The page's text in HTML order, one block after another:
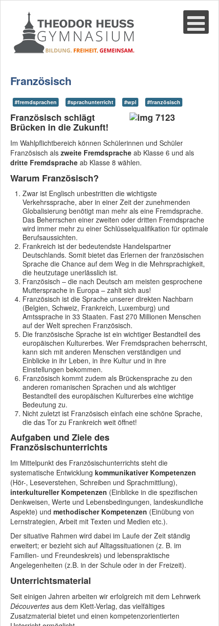
Französisch
#fremdsprachen #sprachunterricht #wpl #französisch
Französisch schlägt
Brücken in die Zukunft!
Im Wahlpflichtbereich können Schülerinnen und Schüler
Französisch als zweite Fremdsprache ab Klasse 6 und als
dritte Fremdsprache ab Klasse 8 wählen.
Warum Französisch?
Zwar ist Englisch unbestritten die wichtigste
Verkehrssprache, aber in einer Zeit der zunehmenden
Globalisierung benötigt man mehr als eine Fremdsprache.
Das Beherrschen einer zweiten oder dritten Fremdsprache
wird immer mehr zu einer Schlüsselqualifikation für optimale
Berufsaussichten.
Frankreich ist der bedeutendste Handelspartner
Deutschlands. Somit bietet das Erlernen der französischen
Sprache die Chance auf dem Weg in die Mehrsprachigkeit,
die heutzutage unerlässlich ist.
Französisch – die nach Deutsch am meisten gesprochene
Muttersprache in Europa – zahlt sich aus!
Französisch ist die Sprache unserer direkten Nachbarn
(Belgien, Schweiz, Frankreich, Luxemburg) und
Amtssprache in 33 Staaten. Fast 270 Millionen Menschen
auf der Welt sprechen Französisch.
Die französische Sprache ist ein wichtiger Bestandteil des
europäischen Kulturerbes. Wer Fremdsprachen beherrscht,
kann sich mit anderen Menschen verständigen und
Einblicke in ihr Leben, in ihre Kultur und in ihre
Einstellungen bekommen.
Französisch kommt zudem als Brückensprache zu den
anderen romanischen Sprachen und als wichtiger
Bestandteil des europäischen Kulturerbes eine wichtige
Bedeutung zu.
Nicht zuletzt ist Französisch einfach eine schöne Sprache,
die das Tor zu Frankreich weit öffnet!
Aufgaben und Ziele des
Französischunterrichts
Im Mittelpunkt des Französischunterrichts steht die
systematische Entwicklung kommunikativer Kompetenzen
(Hör-, Leseverstehen, Schreiben und Sprachmittlung),
interkultureller Kompetenzen (Einblicke in die spezifischen
Denkweisen, Werte und Lebensbedingungen, landeskundliche
Aspekte) und methodischer Kompetenzen (Einübung von
Lernstrategien, Arbeit mit Texten und Medien etc.).
Der situative Rahmen wird dabei im Laufe der Zeit ständig
erweitert; er bezieht sich auf Alltagssituationen (z. B. im
Familien- und Freundeskreis) und lebenspraktische
Angelegenheiten (z.B. in der Schule oder in der Freizeit).
Unterrichtsmaterial
Seit einigen Jahren arbeiten wir erfolgreich mit dem Lehrwerk
Découvertes aus dem Klett-Verlag, das vielfältiges
Zusatzmaterial bietet und einen kompetenzorientierten